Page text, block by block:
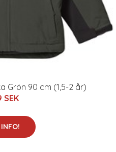
Grön 90 cm (1,5-2 år)
SEK